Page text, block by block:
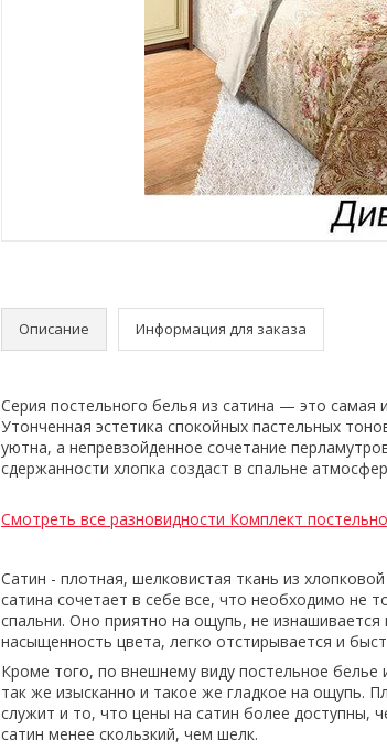
Описание Информация для заказа
Серия постельного белья из сатина — это самая
Утонченная эстетика спокойных пастельных
уютна, а непревзойденное сочетание
сдержанности хлопка создаст в спальне
Смотреть все разновидности Комплект
Сатин - плотная, шелковистая ткань из
сатина сочетает в себе все, что необходимо не
спальни. Оно приятно на ощупь, не
насыщенность цвета, легко отстирывается и
Кроме того, по внешнему виду постельное
так же изысканно и такое же гладкое на ощупь.
служит и то, что цены на сатин более доступны,
сатин менее скользкий, чем шелк.